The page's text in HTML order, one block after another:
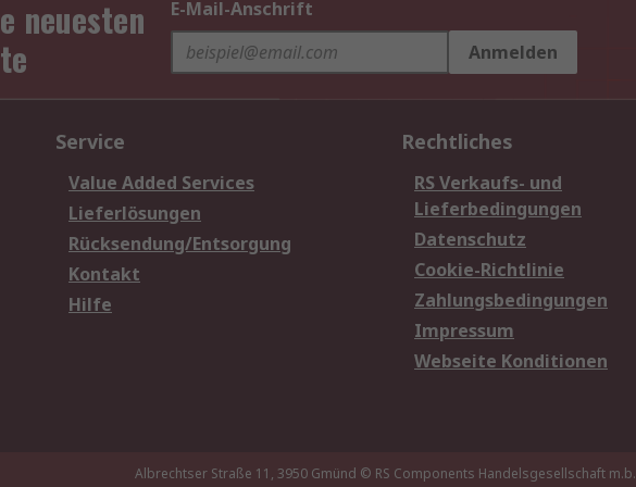
neuesten
E-Mail-Anschrift
Anmelden
Service
Value Added Services
Lieferlösungen
Rücksendung/Entsorgung
Kontakt
Hilfe
Rechtliches
RS Verkaufs- und
Lieferbedingungen
Datenschutz
Cookie-Richtlinie
Zahlungsbedingungen
Impressum
Webseite Konditionen
Albrechtser Straße 11, 3950 Gmünd © RS Components Handelsgesellschaft